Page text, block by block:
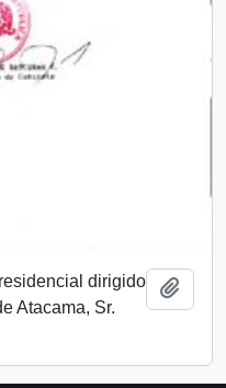
dirigido
Atacama, Sr.